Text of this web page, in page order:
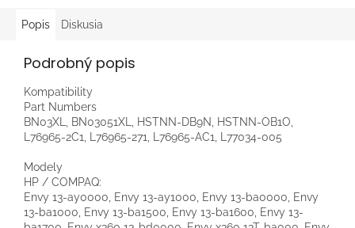
Popis Diskusia
Podrobný popis
Kompatibility
Part Numbers
BN03XL, BN03051XL, HSTNN-DB9N, HSTNN-OB1O,
L76965-2C1, L76965-271, L76965-AC1, L77034-005
Modely
HP / COMPAQ:
Envy 13-ay0000, Envy 13-ay1000, Envy 13-ba0000, Envy
13-ba1000, Envy 13-ba1500, Envy 13-ba1600, Envy 13-